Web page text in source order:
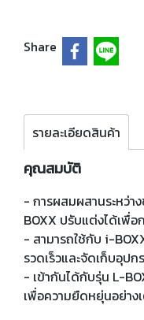
Share
รายละเอียดสินค้า
คุณสมบัติ
- การผสมผสานระหว่า
BOXX ปรับแต่งได้เพื่อ
- สามารถใช้กับ i-
รวดเร็วและจัดเก็บอุป
- เข้ากันได้กับรุ่น L-
เพื่อความยืดหยุ่นอย่าง